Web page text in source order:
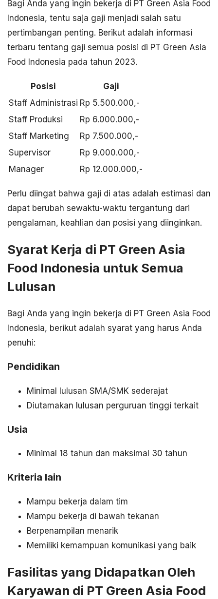
Bagi Anda yang ingin bekerja di PT Green Asia Food
Indonesia, tentu saja gaji menjadi salah satu
pertimbangan penting. Berikut adalah informasi
terbaru tentang gaji semua posisi di PT Green Asia
Food Indonesia pada tahun 2023.
Posisi
Gaji
Staff Administrasi Rp 5.500.000,-
Staff Produksi
Rp 6.000.000,-
Staff Marketing
Rp 7.500.000,-
Supervisor
Rp 9.000.000,-
Manager
Rp 12.000.000,-
Perlu diingat bahwa gaji di atas adalah estimasi dan
dapat berubah sewaktu-waktu tergantung dari
pengalaman, keahlian dan posisi yang diinginkan.
Syarat Kerja di PT Green Asia
Food Indonesia untuk Semua
Lulusan
Bagi Anda yang ingin bekerja di PT Green Asia Food
Indonesia, berikut adalah syarat yang harus Anda
penuhi:
Pendidikan
Minimal lulusan SMA/SMK sederajat
Diutamakan lulusan perguruan tinggi terkait
Usia
Minimal 18 tahun dan maksimal 30 tahun
Kriteria lain
Mampu bekerja dalam tim
Mampu bekerja di bawah tekanan
Berpenampilan menarik
Memiliki kemampuan komunikasi yang baik
Fasilitas yang Didapatkan Oleh
Karyawan di PT Green Asia Food